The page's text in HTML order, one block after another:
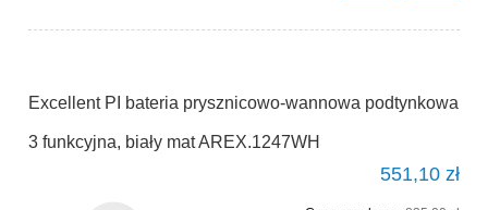
Excellent PI bateria prysznicowo-wannowa podtynkowa
3 funkcyjna, biały mat AREX.1247WH
551,10 zł